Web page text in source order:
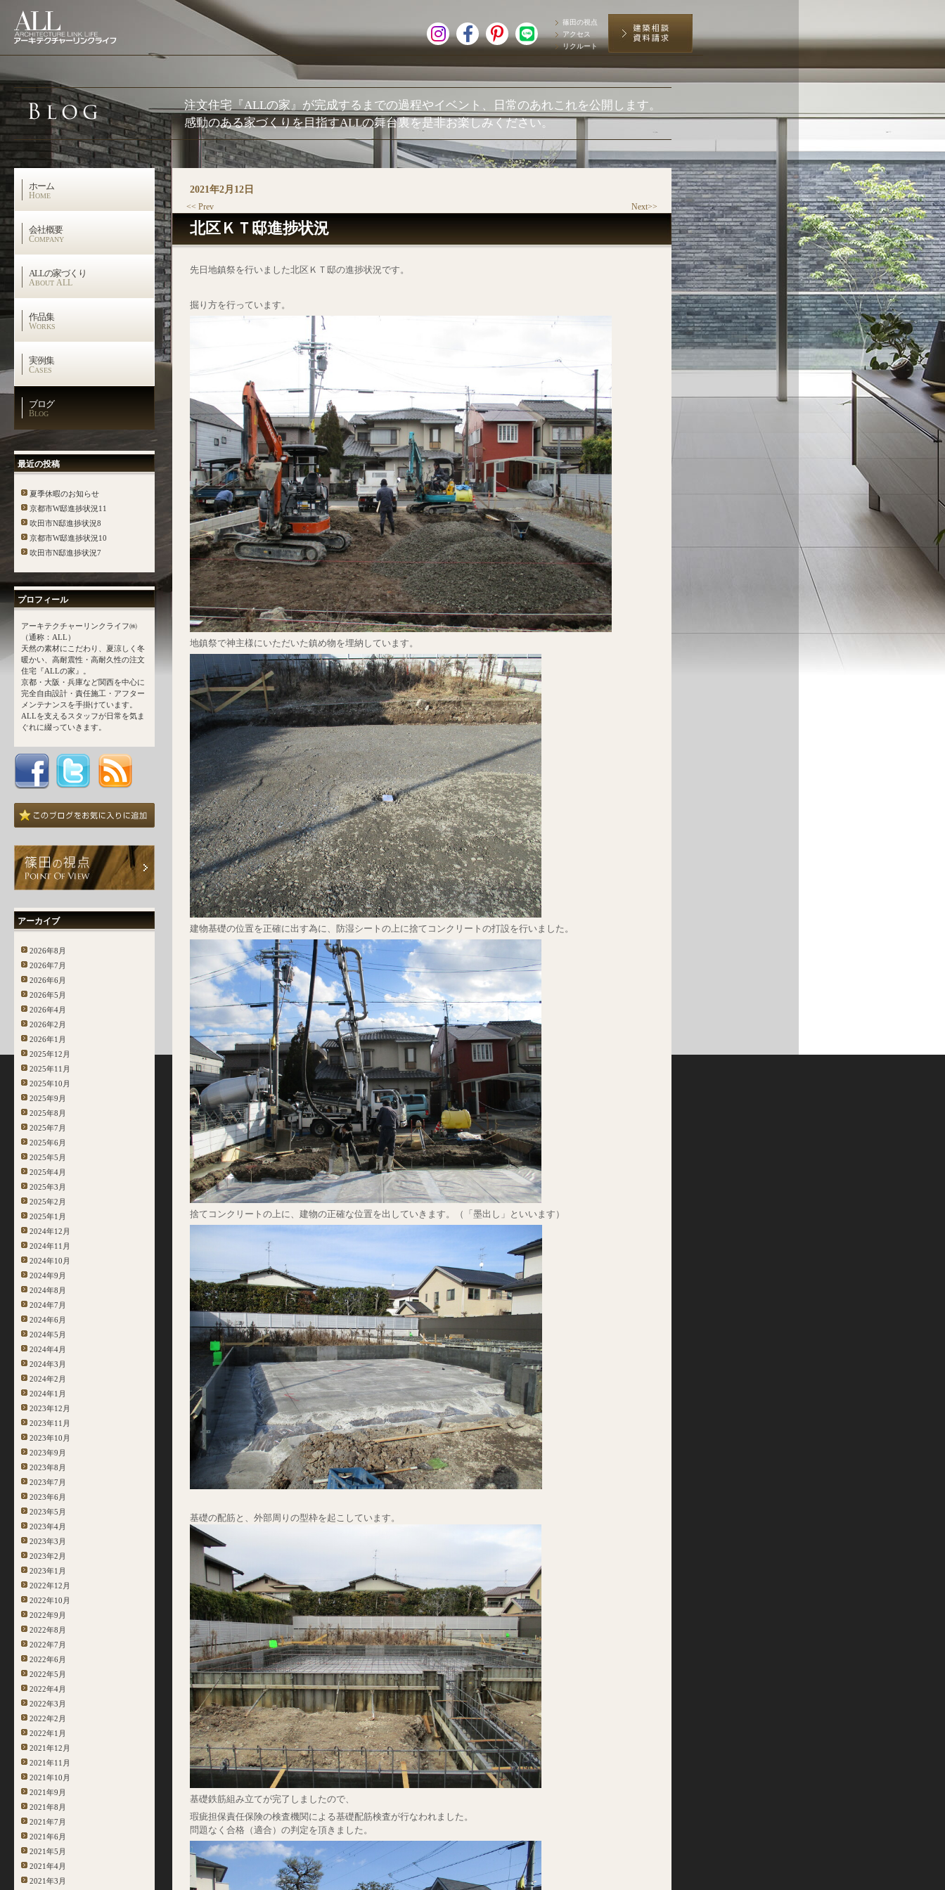
篠田の視点
アクセス
リクルート
注文住宅『ALLの家』が完成するまでの過程やイベント、日常のあれこれを公開します。
感動のある家づくりを目指すALLの舞台裏を是非お楽しみください。
ホーム
HOME
会社概要
COMPANY
ALLの家づくり
ABOUT ALL
作品集
WORKS
実例集
CASES
ブログ
BLOG
最近の投稿
夏季休暇のお知らせ
京都市W邸進捗状況11
吹田市N邸進捗状況8
京都市W邸進捗状況10
吹田市N邸進捗状況7
プロフィール
アーキテクチャーリンクライフ㈱
（通称：ALL）
天然の素材にこだわり、夏涼しく冬
暖かい、高耐震性・高耐久性の注文
住宅『ALLの家』。
京都・大阪・兵庫など関西を中心に
完全自由設計・責任施工・アフター
メンテナンスを手掛けています。
ALLを支えるスタッフが日常を気ま
ぐれに綴っていきます。
アーカイブ
2026年8月
2026年7月
2026年6月
2026年5月
2026年4月
2026年2月
2026年1月
2025年12月
2025年11月
2025年10月
2025年9月
2025年8月
2025年7月
2025年6月
2025年5月
2025年4月
2025年3月
2025年2月
2025年1月
2024年12月
2024年11月
2024年10月
2024年9月
2024年8月
2024年7月
2024年6月
2024年5月
2024年4月
2024年3月
2024年2月
2024年1月
2023年12月
2023年11月
2023年10月
2023年9月
2023年8月
2023年7月
2023年6月
2023年5月
2023年4月
2023年3月
2023年2月
2023年1月
2022年12月
2022年10月
2022年9月
2022年8月
2022年7月
2022年6月
2022年5月
2022年4月
2022年3月
2022年2月
2022年1月
2021年12月
2021年11月
2021年10月
2021年9月
2021年8月
2021年7月
2021年6月
2021年5月
2021年4月
2021年3月
2021年2月12日
<< Prev Next>>
北区ＫＴ邸進捗状況
先日地鎮祭を行いました北区ＫＴ邸の進捗状況です。
掘り方を行っています。
地鎮祭で神主様にいただいた鎮め物を埋納しています。
建物基礎の位置を正確に出す為に、防湿シートの上に捨てコンクリートの打設を行いました。
捨てコンクリートの上に、建物の正確な位置を出していきます。（「墨出し」といいます）
基礎の配筋と、外部周りの型枠を起こしています。
基礎鉄筋組み立てが完了しましたので、
瑕疵担保責任保険の検査機関による基礎配筋検査が行なわれました。
問題なく合格（適合）の判定を頂きました。